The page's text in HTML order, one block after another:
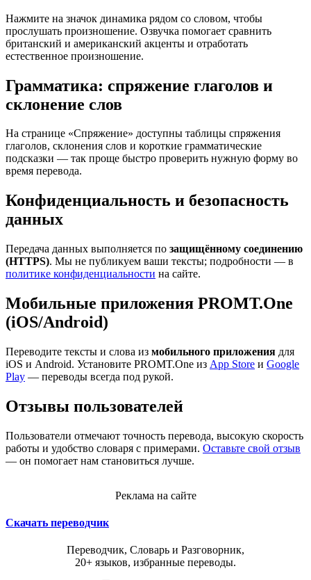
Нажмите на значок динамика рядом со словом, чтобы
прослушать произношение. Озвучка помогает сравнить
британский и американский акценты и отработать
естественное произношение.
Грамматика: спряжение глаголов и
склонение слов
На странице «Спряжение» доступны таблицы спряжения
глаголов, склонения слов и короткие грамматические
подсказки — так проще быстро проверить нужную форму во
время перевода.
Конфиденциальность и безопасность
данных
Передача данных выполняется по защищённому соединению
(HTTPS). Мы не публикуем ваши тексты; подробности — в
политике конфиденциальности на сайте.
Мобильные приложения PROMT.One
(iOS/Android)
Переводите тексты и слова из мобильного приложения для
iOS и Android. Установите PROMT.One из App Store и Google
Play — переводы всегда под рукой.
Отзывы пользователей
Пользователи отмечают точность перевода, высокую скорость
работы и удобство словаря с примерами. Оставьте свой отзыв
— он помогает нам становиться лучше.
Реклама на сайте
Скачать переводчик
Переводчик, Словарь и Разговорник,
20+ языков, избранные переводы.